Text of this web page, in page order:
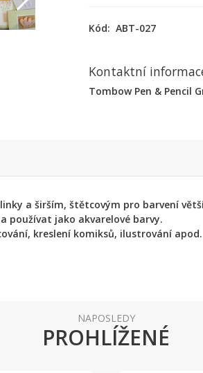
Kód: ABT-027
Kontaktní
Tombow Pen & Pencil
a širším, štětcovým pro barvení
používat jako akvarelové barvy.
kreslení komiksů, ilustrování apod.
NAPOSLEDY
PROHLÍŽENÉ